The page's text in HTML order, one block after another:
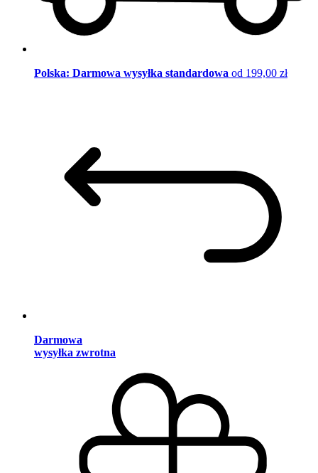
Polska: Darmowa wysyłka standardowa od 199,00 zł
Darmowa
wysyłka zwrotna